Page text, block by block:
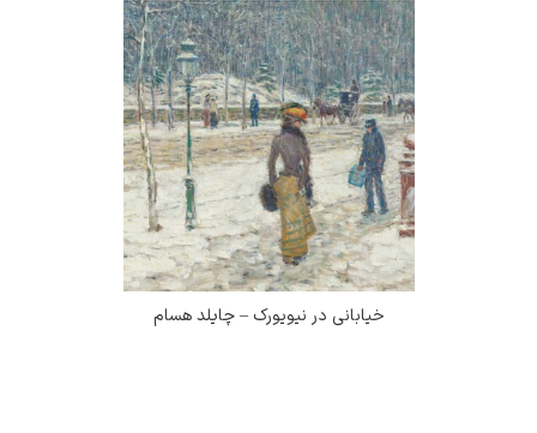
خیابانی در نیویورک – چایلد هسام